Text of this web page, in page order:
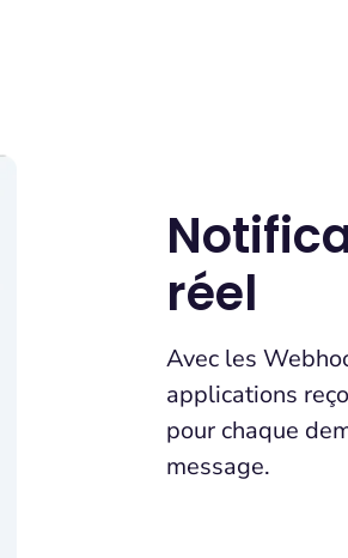
réel
Avec les
applications
pour chaque
message.